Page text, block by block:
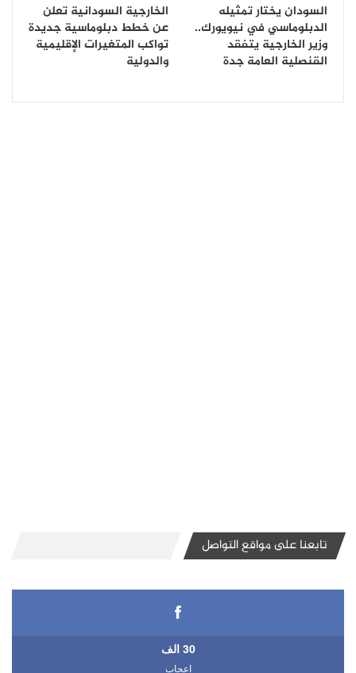
السودان يختار تمثيله
الدبلوماسي في نيويورك..
وزير الخارجية يتفقد
القنصلية العامة جدة
الخارجية السودانية تعلن
عن خطط دبلوماسية جديدة
تواكب المتغيرات الإقليمية
والدولية
تابعنا على مواقع التواصل
30 الف
اعجاب